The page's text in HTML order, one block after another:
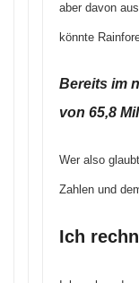
aber davon
könnte
Bereits im
von 65,8
Wer also
Zahlen und
Ich